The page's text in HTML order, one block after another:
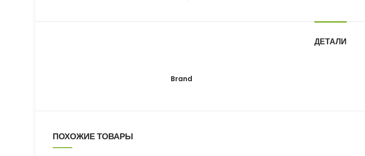
ДЕТАЛИ
Brand
ПОХОЖИЕ ТОВАРЫ